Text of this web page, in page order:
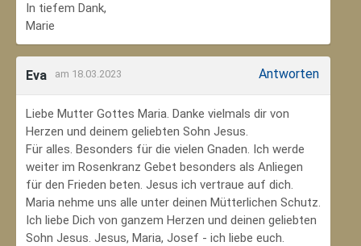
In tiefem Dank,
Marie
Eva am 18.03.2023 Antworten
Liebe Mutter Gottes Maria. Danke vielmals dir von
Herzen und deinem geliebten Sohn Jesus.
Für alles. Besonders für die vielen Gnaden. Ich werde
weiter im Rosenkranz Gebet besonders als Anliegen
für den Frieden beten. Jesus ich vertraue auf dich.
Maria nehme uns alle unter deinen Mütterlichen Schutz.
Ich liebe Dich von ganzem Herzen und deinen geliebten
Sohn Jesus. Jesus, Maria, Josef - ich liebe euch.